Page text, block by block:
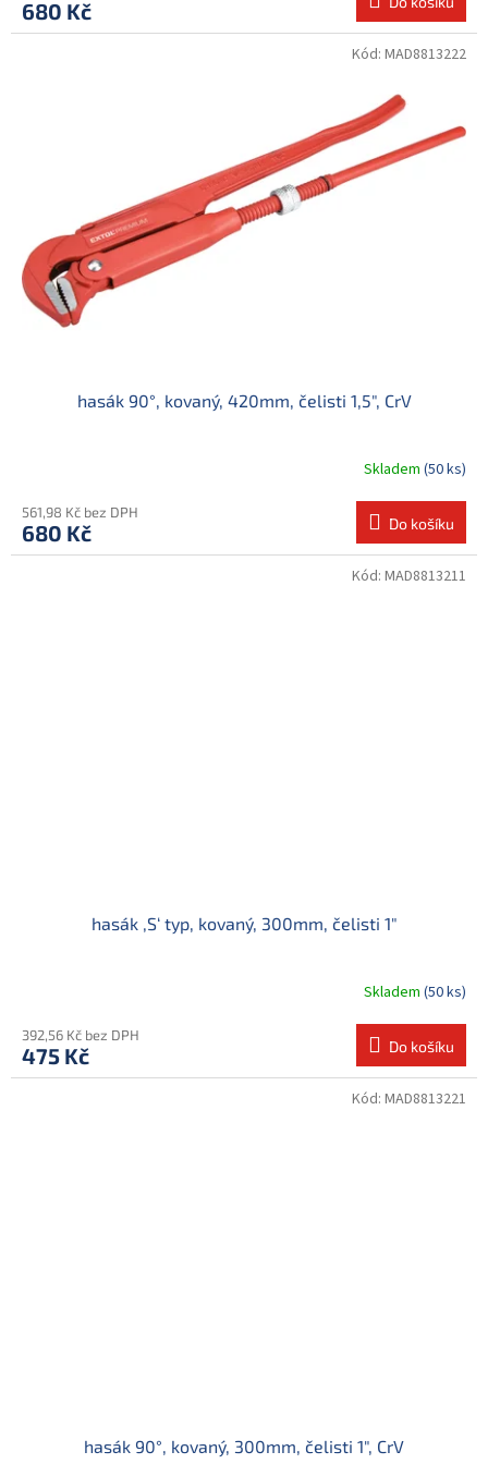
680 Kč
hasák 90°, kovaný, 420mm, čelisti 1,5", CrV
Skladem (50 ks)
561,98 Kč bez DPH
680 Kč Do košíku
Kód: MAD8813222
hasák ‚S‘ typ, kovaný, 300mm, čelisti 1"
Skladem (50 ks)
392,56 Kč bez DPH
475 Kč Do košíku
Kód: MAD8813211
hasák 90°, kovaný, 300mm, čelisti 1", CrV
Kód: MAD8813221